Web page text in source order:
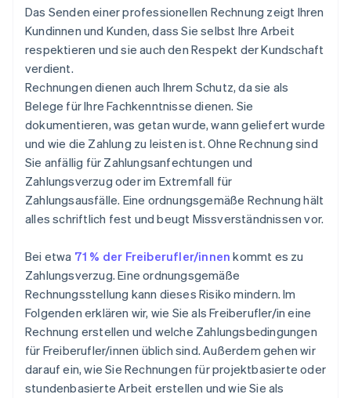
Das Senden einer professionellen Rechnung zeigt Ihren
Kundinnen und Kunden, dass Sie selbst Ihre Arbeit
respektieren und sie auch den Respekt der Kundschaft
verdient.
Rechnungen dienen auch Ihrem Schutz, da sie als
Belege für Ihre Fachkenntnisse dienen. Sie
dokumentieren, was getan wurde, wann geliefert wurde
und wie die Zahlung zu leisten ist. Ohne Rechnung sind
Sie anfällig für Zahlungsanfechtungen und
Zahlungsverzug oder im Extremfall für
Zahlungsausfälle. Eine ordnungsgemäße Rechnung hält
alles schriftlich fest und beugt Missverständnissen vor.
Bei etwa 71 % der Freiberufler/innen kommt es zu
Zahlungsverzug. Eine ordnungsgemäße
Rechnungsstellung kann dieses Risiko mindern. Im
Folgenden erklären wir, wie Sie als Freiberufler/in eine
Rechnung erstellen und welche Zahlungsbedingungen
für Freiberufler/innen üblich sind. Außerdem gehen wir
darauf ein, wie Sie Rechnungen für projektbasierte oder
stundenbasierte Arbeit erstellen und wie Sie als